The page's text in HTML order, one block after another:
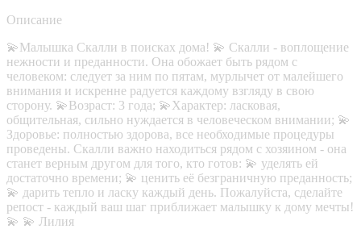
Описание
💫Малышка Скалли в поисках дома! 💫 Скалли - воплощение
нежности и преданности. Она обожает быть рядом с
человеком: следует за ним по пятам, мурлычет от малейшего
внимания и искренне радуется каждому взгляду в свою
сторону. 💫Возраст: 3 года; 💫Характер: ласковая,
общительная, сильно нуждается в человеческом внимании; 💫
Здоровье: полностью здорова, все необходимые процедуры
проведены. Скалли важно находиться рядом с хозяином - она
станет верным другом для того, кто готов: 💫 уделять ей
достаточно времени; 💫 ценить её безграничную преданность;
💫 дарить тепло и ласку каждый день. Пожалуйста, сделайте
репост - каждый ваш шаг приближает малышку к дому мечты!
💫 💫 Лилия